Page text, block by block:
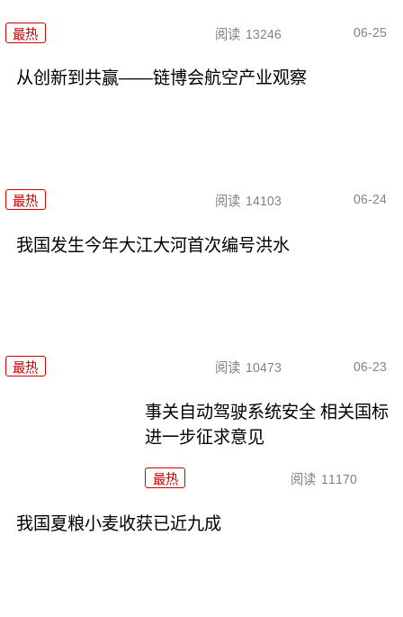
最热 阅读 13246 06-25
从创新到共赢——链博会航空产业观察
最热 阅读 14103 06-24
我国发生今年大江大河首次编号洪水
最热 阅读 10473 06-23
事关自动驾驶系统安全 相关国标
进一步征求意见
最热 阅读 11170
我国夏粮小麦收获已近九成